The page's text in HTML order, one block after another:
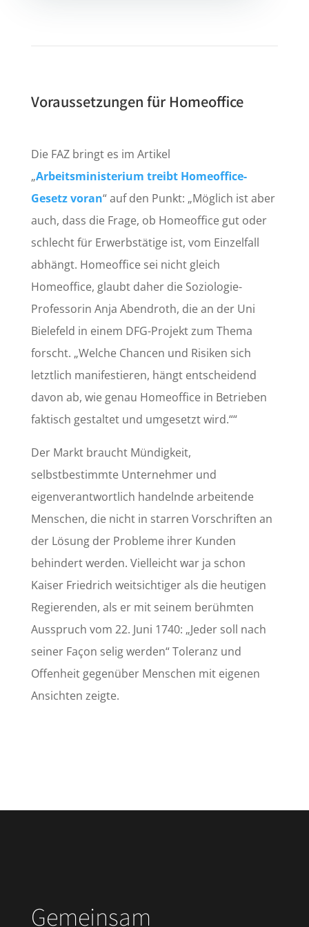
Voraussetzungen für Homeoffice
Die FAZ bringt es im Artikel
„Arbeitsministerium treibt Homeoffice-
Gesetz voran“ auf den Punkt: „Möglich ist aber
auch, dass die Frage, ob Homeoffice gut oder
schlecht für Erwerbstätige ist, vom Einzelfall
abhängt. Homeoffice sei nicht gleich
Homeoffice, glaubt daher die Soziologie-
Professorin Anja Abendroth, die an der Uni
Bielefeld in einem DFG-Projekt zum Thema
forscht. „Welche Chancen und Risiken sich
letztlich manifestieren, hängt entscheidend
davon ab, wie genau Homeoffice in Betrieben
faktisch gestaltet und umgesetzt wird.““
Der Markt braucht Mündigkeit,
selbstbestimmte Unternehmer und
eigenverantwortlich handelnde arbeitende
Menschen, die nicht in starren Vorschriften an
der Lösung der Probleme ihrer Kunden
behindert werden. Vielleicht war ja schon
Kaiser Friedrich weitsichtiger als die heutigen
Regierenden, als er mit seinem berühmten
Ausspruch vom 22. Juni 1740: „Jeder soll nach
seiner Façon selig werden“ Toleranz und
Offenheit gegenüber Menschen mit eigenen
Ansichten zeigte.
Gemeinsam